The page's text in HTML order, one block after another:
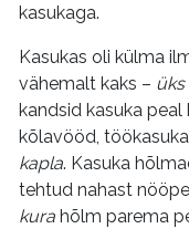
kasukaga.
Kasukas oli külma
vähemalt kaks –
kandsid kasuka
kõlavööd,
kapla. Kasuka
tehtud nahast
kura hõlm parema